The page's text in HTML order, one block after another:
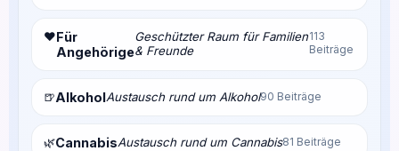
❤️Für
Angehörige
Geschützter Raum für Familien
& Freunde
113
Beiträge
🍺AlkoholAustausch rund um Alkohol90 Beiträge
🌿CannabisAustausch rund um Cannabis81 Beiträge